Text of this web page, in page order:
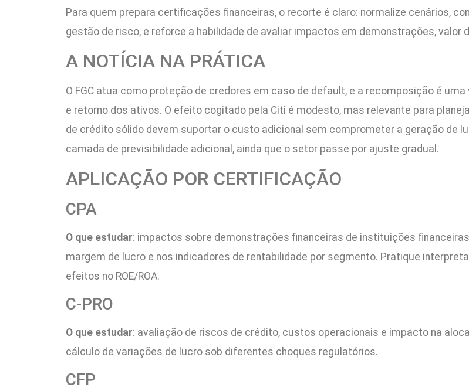
Para quem prepara certificações financeiras, o recorte é claro: normalize cenários,
gestão de risco, e reforce a habilidade de avaliar impactos em demonstrações, valor
A NOTÍCIA NA PRÁTICA
O FGC atua como proteção de credores em caso de default, e a recomposição é
e retorno dos ativos. O efeito cogitado pela Citi é modesto, mas relevante para
de crédito sólido devem suportar o custo adicional sem comprometer a geração de
camada de previsibilidade adicional, ainda que o setor passe por ajuste gradual.
APLICAÇÃO POR CERTIFICAÇÃO
CPA
O que estudar: impactos sobre demonstrações financeiras de instituições
margem de lucro e nos indicadores de rentabilidade por segmento. Pratique
efeitos no ROE/ROA.
C-PRO
O que estudar: avaliação de riscos de crédito, custos operacionais e impacto na
cálculo de variações de lucro sob diferentes choques regulatórios.
CFP